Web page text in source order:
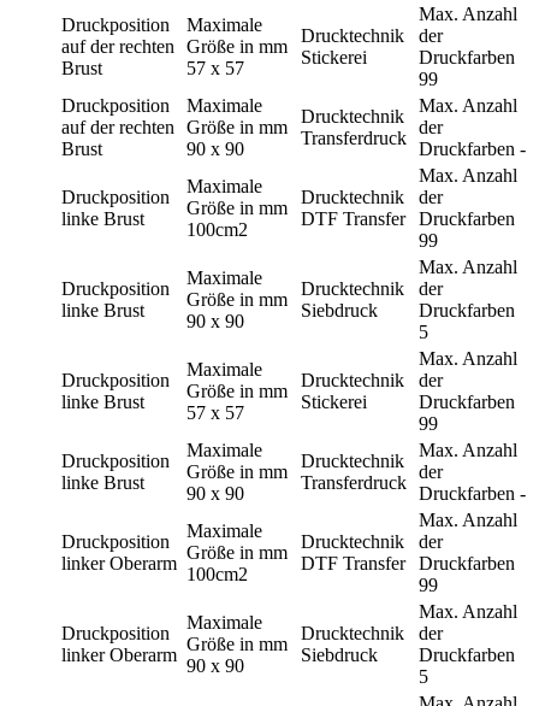
Druckposition
auf der rechten
Brust
Maximale
Größe in mm
57 x 57
Drucktechnik
Stickerei
Max. Anzahl
der
Druckfarben
99
Druckposition
auf der rechten
Brust
Maximale
Größe in mm
90 x 90
Drucktechnik
Transferdruck
Max. Anzahl
der
Druckfarben -
Druckposition
linke Brust
Maximale
Größe in mm
100cm2
Drucktechnik
DTF Transfer
Max. Anzahl
der
Druckfarben
99
Druckposition
linke Brust
Maximale
Größe in mm
90 x 90
Drucktechnik
Siebdruck
Max. Anzahl
der
Druckfarben
5
Druckposition
linke Brust
Maximale
Größe in mm
57 x 57
Drucktechnik
Stickerei
Max. Anzahl
der
Druckfarben
99
Druckposition
linke Brust
Maximale
Größe in mm
90 x 90
Drucktechnik
Transferdruck
Max. Anzahl
der
Druckfarben -
Druckposition
linker Oberarm
Maximale
Größe in mm
100cm2
Drucktechnik
DTF Transfer
Max. Anzahl
der
Druckfarben
99
Druckposition
linker Oberarm
Maximale
Größe in mm
90 x 90
Drucktechnik
Siebdruck
Max. Anzahl
der
Druckfarben
5